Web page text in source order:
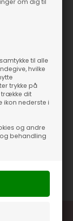
om dig til
til alle
hvilke
trykke på
trække dit
ikon nederste i
og andre
behandling
499 DKK
46293